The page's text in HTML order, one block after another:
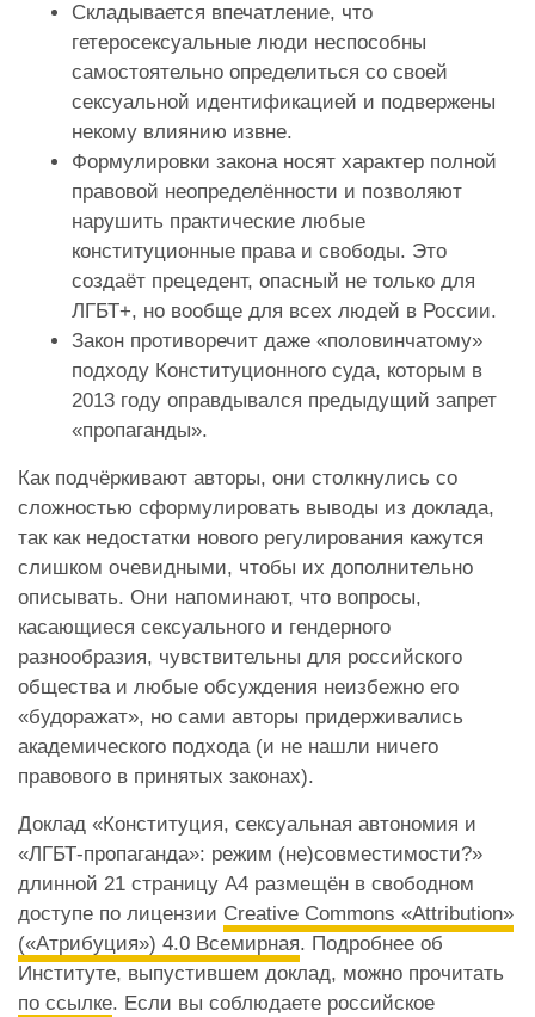
Складывается впечатление, что
гетеросексуальные люди неспособны
самостоятельно определиться со своей
сексуальной идентификацией и подвержены
некому влиянию извне.
Формулировки закона носят характер полной
правовой неопределённости и позволяют
нарушить практические любые
конституционные права и свободы. Это
создаёт прецедент, опасный не только для
ЛГБТ+, но вообще для всех людей в России.
Закон противоречит даже «половинчатому»
подходу Конституционного суда, которым в
2013 году оправдывался предыдущий запрет
«пропаганды».
Как подчёркивают авторы, они столкнулись со
сложностью сформулировать выводы из доклада,
так как недостатки нового регулирования кажутся
слишком очевидными, чтобы их дополнительно
описывать. Они напоминают, что вопросы,
касающиеся сексуального и гендерного
разнообразия, чувствительны для российского
общества и любые обсуждения неизбежно его
«будоражат», но сами авторы придерживались
академического подхода (и не нашли ничего
правового в принятых законах).
Доклад «Конституция, сексуальная автономия и
«ЛГБТ-пропаганда»: режим (не)совместимости?»
длинной 21 страницу А4 размещён в свободном
доступе по лицензии Creative Commons «Attribution»
(«Атрибуция») 4.0 Всемирная. Подробнее об
Институте, выпустившем доклад, можно прочитать
по ссылке. Если вы соблюдаете российское